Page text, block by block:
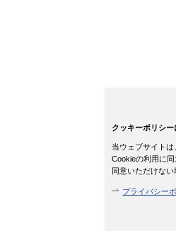
クッキーポリシー
当ウェブサイト
Cookieの利用に
同意いただけな
プライバシー